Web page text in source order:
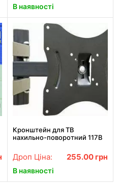
В наявності
Кронштейн для ТВ
нахильно-поворотний 117B
Дроп Ціна: 255.00 грн
В наявності